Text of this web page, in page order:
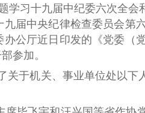
学习十九届中纪委六次全
届中央纪律检查委员会
公厅近日印发的《党委
参加。
于机关、事业单位处以